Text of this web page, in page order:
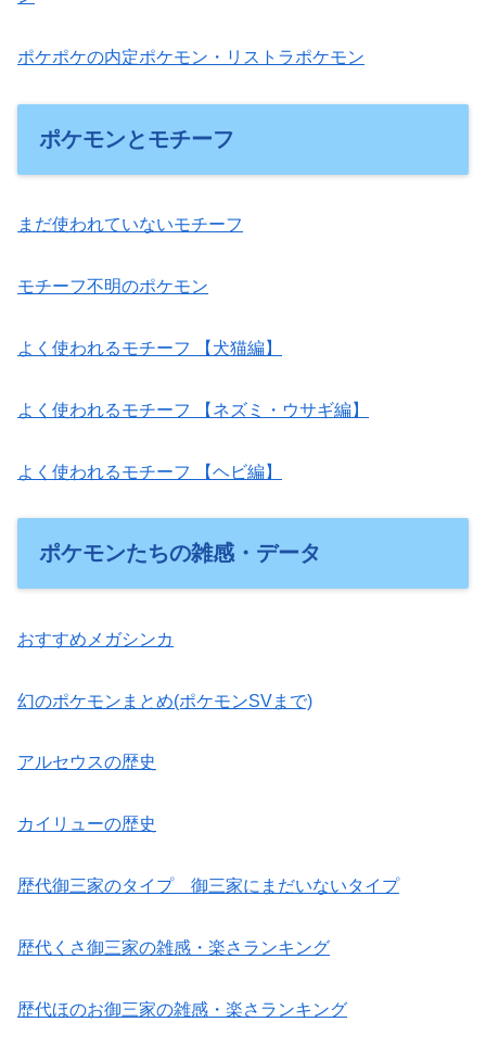
ポケポケの内定ポケモン・リストラポケモン
ポケモンとモチーフ
まだ使われていないモチーフ
モチーフ不明のポケモン
よく使われるモチーフ 【犬猫編】
よく使われるモチーフ 【ネズミ・ウサギ編】
よく使われるモチーフ 【ヘビ編】
ポケモンたちの雑感・データ
おすすめメガシンカ
幻のポケモンまとめ(ポケモンSVまで)
アルセウスの歴史
カイリューの歴史
歴代御三家のタイプ 御三家にまだいないタイプ
歴代くさ御三家の雑感・楽さランキング
歴代ほのお御三家の雑感・楽さランキング